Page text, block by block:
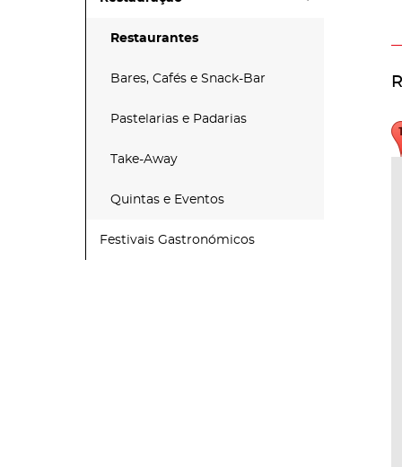
Restaurantes
Bares, Cafés e Snack-Bar
Pastelarias e Padarias
Take-Away
Quintas e Eventos
Festivais Gastronómicos